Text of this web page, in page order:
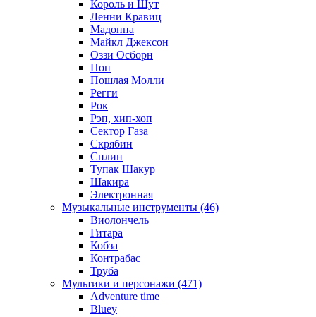
Король и Шут
Ленни Кравиц
Мадонна
Майкл Джексон
Оззи Осборн
Поп
Пошлая Молли
Регги
Рок
Рэп, хип-хоп
Сектор Газа
Скрябин
Сплин
Тупак Шакур
Шакира
Электронная
Музыкальные инструменты (46)
Виолончель
Гитара
Кобза
Контрабас
Труба
Мультики и персонажи (471)
Adventure time
Bluey